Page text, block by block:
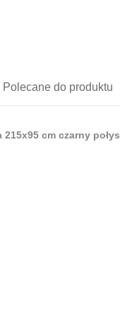
Polecane do produktu
cm czarny